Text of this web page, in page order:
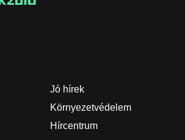
Jó hírek
Környezetvédelem
Hírcentrum